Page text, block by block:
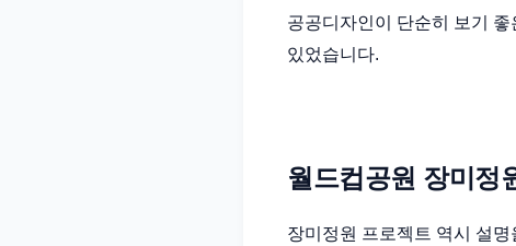
공공디자인이 단순히 보기
있었습니다.
월드컵공원 장미정
장미정원 프로젝트 역시 설